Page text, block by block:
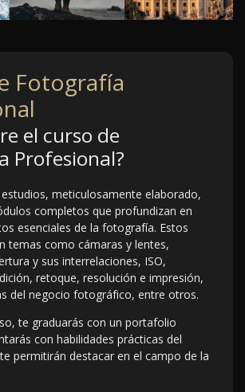
Fotografía
el curso de
Profesional?
meticulosamente elaborado,
completos que profundizan en
esenciales de la fotografía. Estos
temas como cámaras y lentes,
y sus interrelaciones, ISO,
retoque, resolución e impresión,
del negocio fotográfico, entre otros.
te graduarás con un portafolio
con habilidades prácticas del
permitirán destacar en el campo de la